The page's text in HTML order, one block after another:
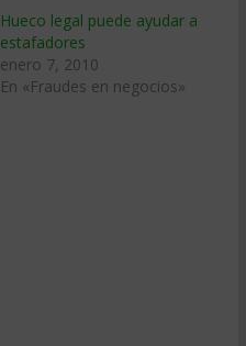
Hueco legal puede ayudar a
estafadores
enero 7, 2010
En «Fraudes en negocios»